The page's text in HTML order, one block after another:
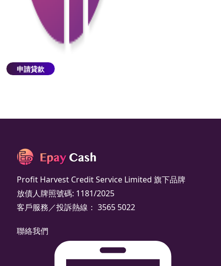
申請貸款
使用及披露私人資料
除非受適用法律限制，閣下同意“本公司”不時由此網
址收集的與閣下有關的一切個人資料／數據，均可按
述的用途及向其中所述的人士披露。
Profit Harvest Credit Service Limited 旗下品牌
放債人牌照號碼: 1181/2025
客戶服務／投訴熱線： 3565 5022
聯絡我們